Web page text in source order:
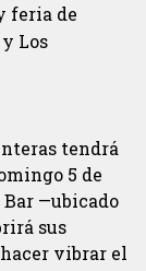
feria de
Los
tendrá
5 de
Bar —ubicado
sus
vibrar el